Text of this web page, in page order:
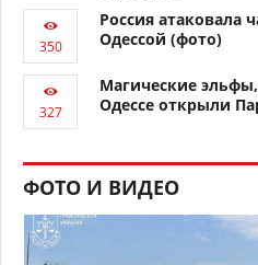
Россия атаковала
Одессой (фото)
Магические
Одессе открыли
ФОТО И ВИДЕО